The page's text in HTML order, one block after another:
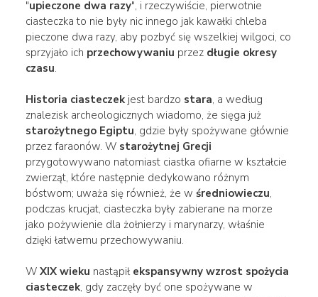
"upieczone dwa razy", i rzeczywiście, pierwotnie
ciasteczka to nie były nic innego jak kawałki chleba
pieczone dwa razy, aby pozbyć się wszelkiej wilgoci, co
sprzyjało ich przechowywaniu przez długie okresy
czasu.
Historia ciasteczekjest bardzo stara, a według
znalezisk archeologicznych wiadomo, że sięga już
starożytnego Egiptu, gdzie były spożywane głównie
przez faraonów. W starożytnej Grecji
przygotowywano natomiast ciastka ofiarne w kształcie
zwierząt, które następnie dedykowano różnym
bóstwom; uważa się również, że w średniowieczu,
podczas krucjat, ciasteczka były zabierane na morze
jako pożywienie dla żołnierzy i marynarzy, właśnie
dzięki łatwemu przechowywaniu.
W XIX wieku nastąpił ekspansywny wzrost spożycia
ciasteczek, gdy zaczęły być one spożywane w